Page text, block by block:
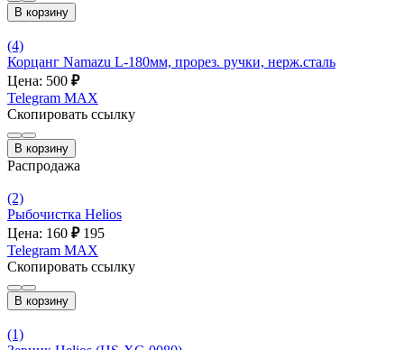
В корзину
(4)
Корцанг Namazu L-180мм, прорез. ручки, нерж.сталь
Цена: 500 ₽
Telegram MAX
Скопировать ссылку
В корзину
Распродажа
(2)
Рыбочистка Helios
Цена: 160 ₽ 195
Telegram MAX
Скопировать ссылку
В корзину
(1)